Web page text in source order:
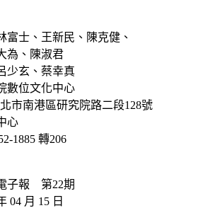
富士、王新民、陳克健、
、陳淑君
少玄、蔡幸真
數位文化中心
市南港區研究院路二段128號
1885 轉206
子報 第22期
04 月 15 日